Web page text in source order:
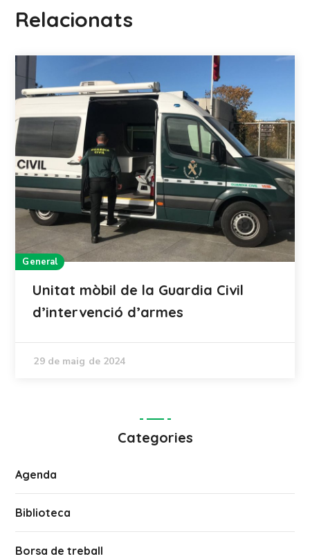
Relacionats
General
Unitat mòbil de la Guardia Civil
d’intervenció d’armes
29 de maig de 2024
Categories
Agenda
Biblioteca
Borsa de treball